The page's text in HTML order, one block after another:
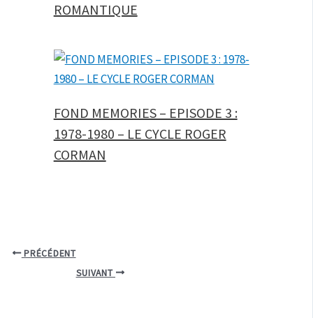
ROMANTIQUE
FOND MEMORIES – EPISODE 3 :
1978-1980 – LE CYCLE ROGER
CORMAN
PRÉCÉDENT
SUIVANT